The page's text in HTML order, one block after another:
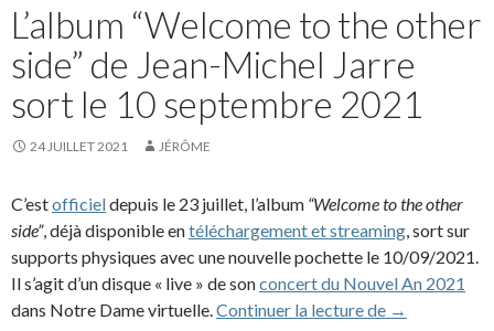
L’album “Welcome to the other
side” de Jean-Michel Jarre
sort le 10 septembre 2021
24 JUILLET 2021 JÉRÔME
C’estofficieldepuis le 23 juillet, l’album “Welcome to the other
side”, déjà disponible entéléchargement et streaming , sort sur
supports physiques avec une nouvelle pochette le 10/09/2021.
Il s’agit d’un disque « live » de sonconcert du Nouvel An 2021
dans Notre Dame virtuelle. Continuer la lecture de L’album
→